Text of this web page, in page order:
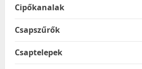
Cipőkanalak
Csapszűrők
Csaptelepek